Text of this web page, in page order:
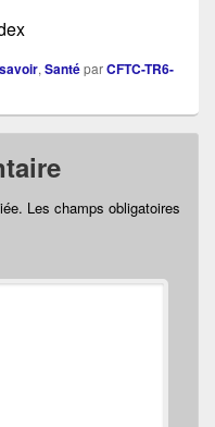
,SantéparCFTC-TR6-
Les champs obligatoires